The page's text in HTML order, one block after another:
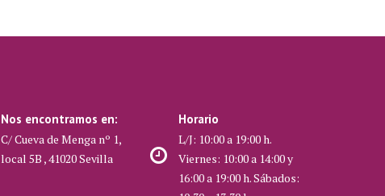
Nos encontramos en:
C/ Cueva de Menga nº 1,
local 5B , 41020 Sevilla
Horario
L/J: 10:00 a 19:00 h.
Viernes: 10:00 a 14:00 y
16:00 a 19:00 h. Sábados: